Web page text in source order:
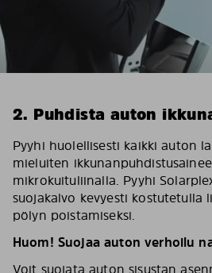
2. Puhdista auton
Pyyhi huolellisesti kaikki auton
mieluiten
mikrokuituliinalla. Pyyhi
suojakalvo kevyesti kostutetulla
pölyn poistamiseksi.
Huom! Suojaa auton verhoilu
Voit suojata auton sisustan